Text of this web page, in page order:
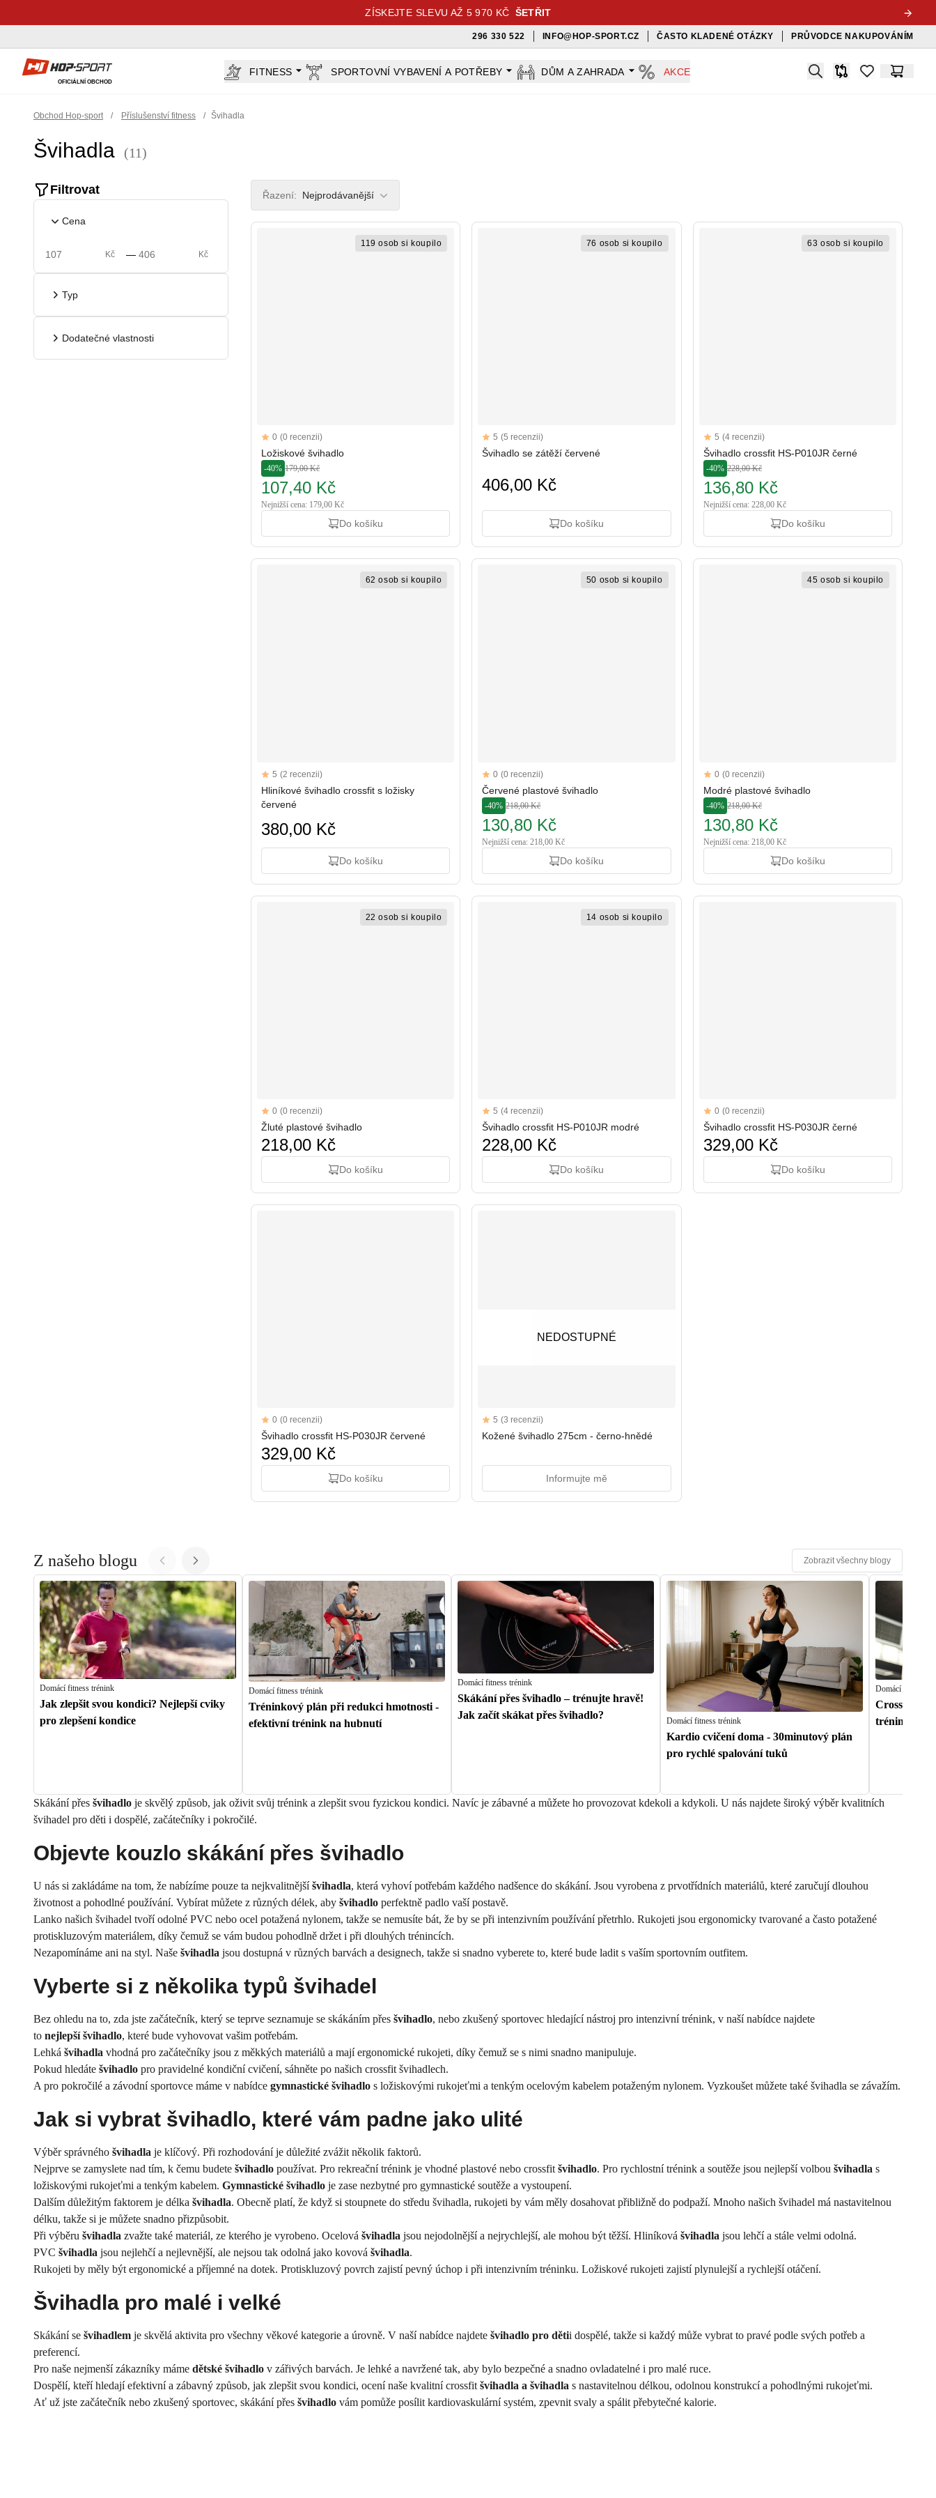
ZÍSKEJTE SLEVU AŽ 5 970 KČ ŠETŘIT
296 330 522 INFO@HOP-SPORT.CZ ČASTO KLADENÉ OTÁZKY PRŮVODCE NAKUPOVÁNÍM
Hop-Sport.cz
OFICIÁLNÍ OBCHOD
FITNESS SPORTOVNÍ VYBAVENÍ A POTŘEBY DŮM A ZAHRADA AKCE Search
Srovnávačitems inKošík
Obchod Hop-sport / Příslušenství fitness / Švihadla
Švihadla (11)
Filtrovat
Cena
Kč — Kč
Typ
Dodatečné vlastnosti
Product filters
Řazení: Nejprodávanější
119 osob si koupilo
Reviews
0 (0 recenzii)
Ložiskové švihadlo
-40% 179,00 Kč
107,40 Kč
Nejnižší cena: 179,00 Kč
Do košíku
76 osob si koupilo
Reviews
5 out of 5 stars
5 (5 recenzii)
Švihadlo se zátěží červené
406,00 Kč
Do košíku
63 osob si koupilo
Reviews
5 out of 5 stars
5 (4 recenzii)
Švihadlo crossfit HS-P010JR černé
-40% 228,00 Kč
136,80 Kč
Nejnižší cena: 228,00 Kč
Do košíku
62 osob si koupilo
Reviews
5 out of 5 stars
5 (2 recenzii)
Hliníkové švihadlo crossfit s ložisky
červené
380,00 Kč
Do košíku
50 osob si koupilo
Reviews
0 (0 recenzii)
Červené plastové švihadlo
-40% 218,00 Kč
130,80 Kč
Nejnižší cena: 218,00 Kč
Do košíku
45 osob si koupilo
Reviews
0 (0 recenzii)
Modré plastové švihadlo
-40% 218,00 Kč
130,80 Kč
Nejnižší cena: 218,00 Kč
Do košíku
22 osob si koupilo
Reviews
0 (0 recenzii)
Žluté plastové švihadlo
218,00 Kč
Do košíku
14 osob si koupilo
Reviews
5 out of 5 stars
5 (4 recenzii)
Švihadlo crossfit HS-P010JR modré
228,00 Kč
Do košíku
Reviews
0 (0 recenzii)
Švihadlo crossfit HS-P030JR černé
329,00 Kč
Do košíku
Reviews
0 (0 recenzii)
Švihadlo crossfit HS-P030JR červené
329,00 Kč
Do košíku
NEDOSTUPNÉ
NEDOSTUPNÉ
Reviews
5 out of 5 stars
5 (3 recenzii)
Kožené švihadlo 275cm - černo-hnědé
Informujte mě
Z našeho blogu Zobrazit všechny blogy
Domácí fitness trénink
Jak zlepšit svou kondici? Nejlepší cviky
pro zlepšení kondice
Domácí fitness trénink
Tréninkový plán při redukci hmotnosti -
efektivní trénink na hubnutí
Domácí fitness trénink
Skákání přes švihadlo – trénujte hravě!
Jak začít skákat přes švihadlo?
Domácí fitness trénink
Kardio cvičení doma - 30minutový plán
pro rychlé spalování tuků
Domácí silový
Cross
tréninkový
Skákání přes švihadlo je skvělý způsob, jak oživit svůj trénink a zlepšit svou fyzickou kondici. Navíc je zábavné a můžete ho provozovat kdekoli a kdykoli. U nás najdete široký výběr kvalitních
švihadel pro děti i dospělé, začátečníky i pokročilé.
Objevte kouzlo skákání přes švihadlo
U nás si zakládáme na tom, že nabízíme pouze ta nejkvalitnějšíšvihadla, která vyhoví potřebám každého nadšence do skákání. Jsou vyrobena z prvotřídních materiálů, které zaručují dlouhou
životnost a pohodlné používání. Vybírat můžete z různých délek, aby švihadlo perfektně padlo vaší postavě.
Lanko našich švihadel tvoří odolné PVC nebo ocel potažená nylonem, takže se nemusíte bát, že by se při intenzivním používání přetrhlo. Rukojeti jsou ergonomicky tvarované a často potažené
protiskluzovým materiálem, díky čemuž se vám budou pohodlně držet i při dlouhých trénincích.
Nezapomínáme ani na styl. Naše švihadla jsou dostupná v různých barvách a designech, takže si snadno vyberete to, které bude ladit s vaším sportovním outfitem.
Vyberte si z několika typů švihadel
Bez ohledu na to, zda jste začátečník, který se teprve seznamuje se skákáním přes švihadlo, nebo zkušený sportovec hledající nástroj pro intenzivní trénink, v naší nabídce najdete
to nejlepší švihadlo, které bude vyhovovat vašim potřebám.
Lehká švihadla vhodná pro začátečníky jsou z měkkých materiálů a mají ergonomické rukojeti, díky čemuž se s nimi snadno manipuluje.
Pokud hledáte švihadlo pro pravidelné kondiční cvičení, sáhněte po našich crossfit švihadlech.
A pro pokročilé a závodní sportovce máme v nabídce gymnastické švihadlo s ložiskovými rukojeťmi a tenkým ocelovým kabelem potaženým nylonem. Vyzkoušet můžete také švihadla se závažím.
Jak si vybrat švihadlo, které vám padne jako ulité
Výběr správného švihadla je klíčový. Při rozhodování je důležité zvážit několik faktorů.
Nejprve se zamyslete nad tím, k čemu budete švihadlo používat. Pro rekreační trénink je vhodné plastové nebo crossfit švihadlo. Pro rychlostní trénink a soutěže jsou nejlepší volbou švihadla s
ložiskovými rukojeťmi a tenkým kabelem. Gymnastické švihadlo je zase nezbytné pro gymnastické soutěže a vystoupení.
Dalším důležitým faktorem je délka švihadla. Obecně platí, že když si stoupnete do středu švihadla, rukojeti by vám měly dosahovat přibližně do podpaží. Mnoho našich švihadel má nastavitelnou
délku, takže si je můžete snadno přizpůsobit.
Při výběru švihadla zvažte také materiál, ze kterého je vyrobeno. Ocelová švihadla jsou nejodolnější a nejrychlejší, ale mohou být těžší. Hliníková švihadla jsou lehčí a stále velmi odolná.
PVC švihadla jsou nejlehčí a nejlevnější, ale nejsou tak odolná jako kovová švihadla.
Rukojeti by měly být ergonomické a příjemné na dotek. Protiskluzový povrch zajistí pevný úchop i při intenzivním tréninku. Ložiskové rukojeti zajistí plynulejší a rychlejší otáčení.
Švihadla pro malé i velké
Skákání se švihadlem je skvělá aktivita pro všechny věkové kategorie a úrovně. V naší nabídce najdete švihadlo pro dětii dospělé, takže si každý může vybrat to pravé podle svých potřeb a
preferencí.
Pro naše nejmenší zákazníky máme dětské švihadlo v zářivých barvách. Je lehké a navržené tak, aby bylo bezpečné a snadno ovladatelné i pro malé ruce.
Dospělí, kteří hledají efektivní a zábavný způsob, jak zlepšit svou kondici, ocení naše kvalitní crossfit švihadla a švihadla s nastavitelnou délkou, odolnou konstrukcí a pohodlnými rukojeťmi.
Ať už jste začátečník nebo zkušený sportovec, skákání přes švihadlo vám pomůže posílit kardiovaskulární systém, zpevnit svaly a spálit přebytečné kalorie.